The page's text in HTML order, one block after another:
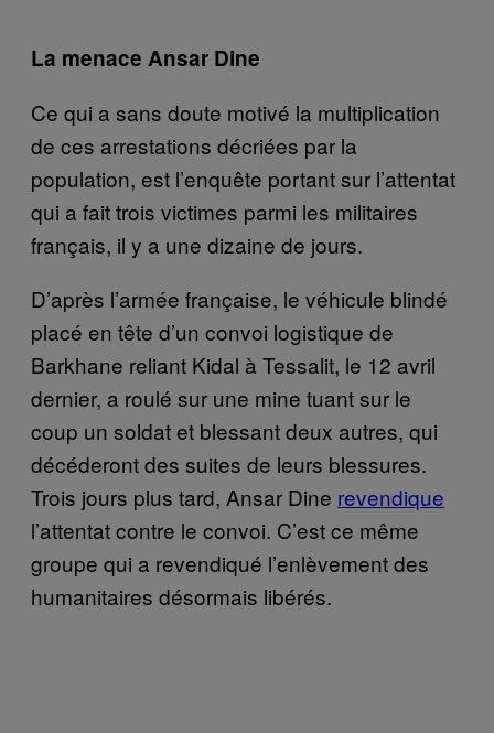
La menace Ansar Dine
Ce qui a sans doute motivé la multiplication
de ces arrestations décriées par la
population, est l’enquête portant sur l’attentat
qui a fait trois victimes parmi les militaires
français, il y a une dizaine de jours.
D’après l’armée française, le véhicule blindé
placé en tête d’un convoi logistique de
Barkhane reliant Kidal à Tessalit, le 12 avril
dernier, a roulé sur une mine tuant sur le
coup un soldat et blessant deux autres, qui
décéderont des suites de leurs blessures.
Trois jours plus tard, Ansar Dine revendique
l’attentat contre le convoi. C’est ce même
groupe qui a revendiqué l’enlèvement des
humanitaires désormais libérés.